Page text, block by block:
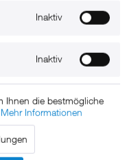
Inaktiv
Inaktiv
Ihnen die bestmögliche
Mehr Informationen